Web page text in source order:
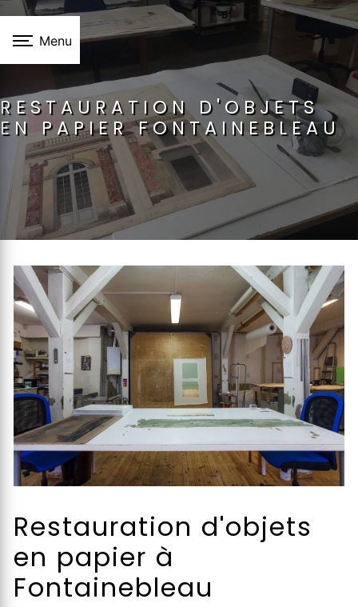
Menu
RESTAURATION D'OBJETS
EN PAPIER FONTAINEBLEAU
Restauration d'objets
en papier à
Fontainebleau
Panneau de gestion des cookies